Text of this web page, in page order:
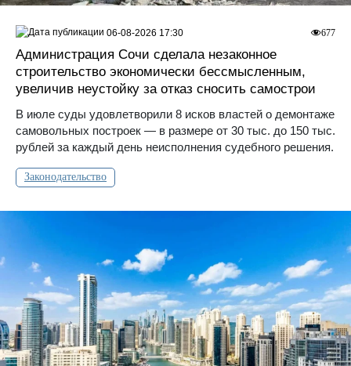
Администрация Сочи сделала незаконное
строительство экономически бессмысленным,
увеличив неустойку за отказ сносить самострои
В июле суды удовлетворили 8 исков властей о демонтаже
самовольных построек — в размере от 30 тыс. до 150 тыс.
рублей за каждый день неисполнения судебного решения.
Законодательство
677
06-08-2026 17:30